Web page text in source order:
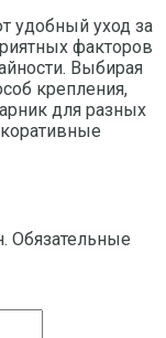
удобный уход за
факторов
Выбирая
крепления,
для разных
Обязательные